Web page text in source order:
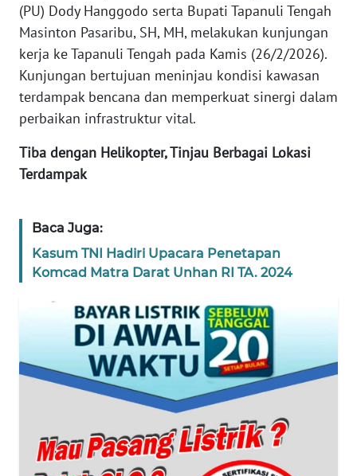
(PU) Dody Hanggodo serta Bupati Tapanuli Tengah
Masinton Pasaribu, SH, MH, melakukan kunjungan
kerja ke Tapanuli Tengah pada Kamis (26/2/2026).
Kunjungan bertujuan meninjau kondisi kawasan
terdampak bencana dan memperkuat sinergi dalam
perbaikan infrastruktur vital.
Tiba dengan Helikopter, Tinjau Berbagai Lokasi
Terdampak
Baca Juga:
Kasum TNI Hadiri Upacara Penetapan
Komcad Matra Darat Unhan RI TA. 2024
Wahana
News
Regional
WN
SUMUT
WN
JAKARTA
JABAR
WN
WN
PAPUA